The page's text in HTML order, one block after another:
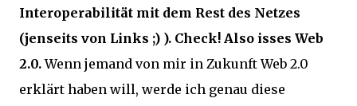
Interoperabilität mit dem Rest des Netzes
(jenseits von Links ;) ). Check! Also isses Web
2.0.Wenn jemand von mir in Zukunft Web 2.0
erklärt haben will, werde ich genau diese